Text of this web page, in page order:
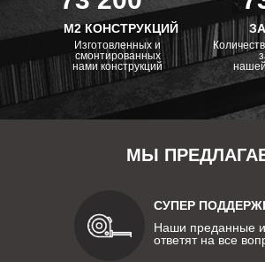
М2 КОНСТРУКЦИЙ
Изготовленных и
смонтированных
нами конструкций
МЫ
СУПЕР
Наши преданные
ответят на все